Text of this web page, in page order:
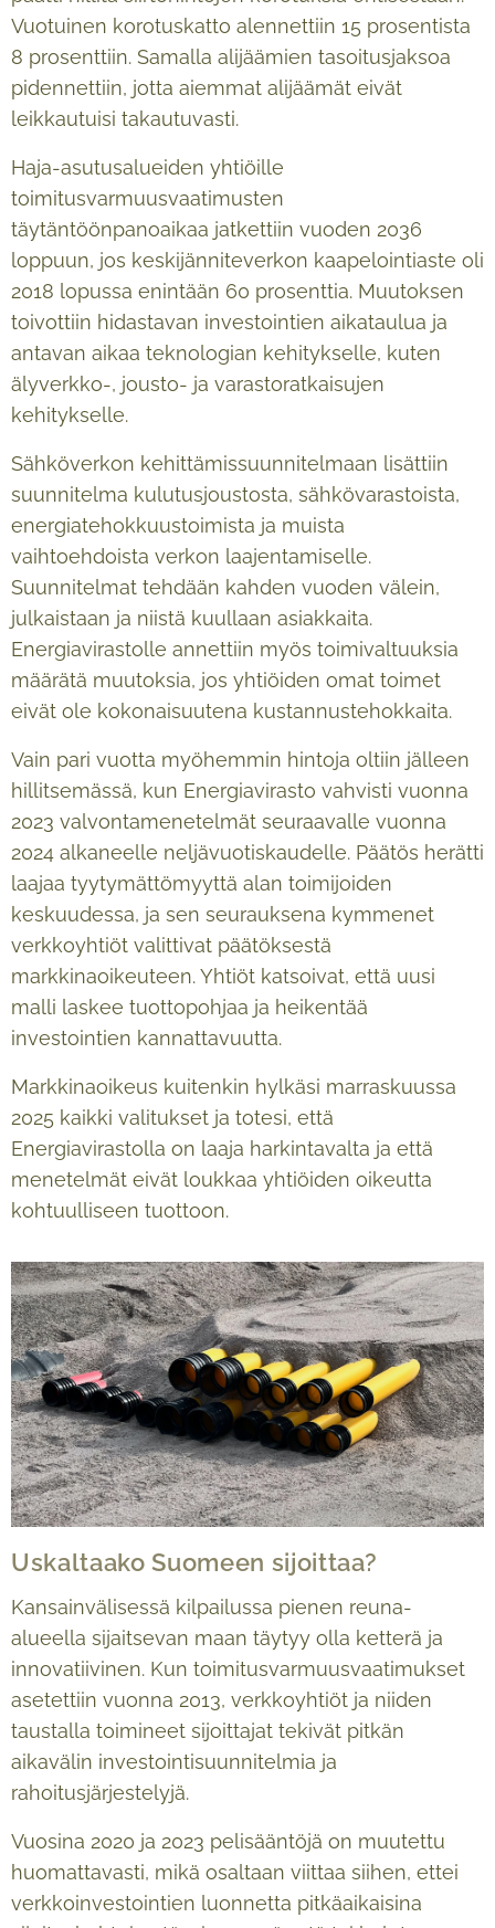
Vuotuinen korotuskatto alennettiin 15 prosentista
8 prosenttiin. Samalla alijäämien tasoitusjaksoa
pidennettiin, jotta aiemmat alijäämät eivät
leikkautuisi takautuvasti.
Haja-asutusalueiden yhtiöille
toimitusvarmuusvaatimusten
täytäntöönpanoaikaa jatkettiin vuoden 2036
loppuun, jos keskijänniteverkon kaapelointiaste oli
2018 lopussa enintään 60 prosenttia. Muutoksen
toivottiin hidastavan investointien aikataulua ja
antavan aikaa teknologian kehitykselle, kuten
älyverkko-, jousto- ja varastoratkaisujen
kehitykselle.
Sähköverkon kehittämissuunnitelmaan lisättiin
suunnitelma kulutusjoustosta, sähkövarastoista,
energiatehokkuustoimista ja muista
vaihtoehdoista verkon laajentamiselle.
Suunnitelmat tehdään kahden vuoden välein,
julkaistaan ja niistä kuullaan asiakkaita.
Energiavirastolle annettiin myös toimivaltuuksia
määrätä muutoksia, jos yhtiöiden omat toimet
eivät ole kokonaisuutena kustannustehokkaita.
Vain pari vuotta myöhemmin hintoja oltiin jälleen
hillitsemässä, kun Energiavirasto vahvisti vuonna
2023 valvontamenetelmät seuraavalle vuonna
2024 alkaneelle neljävuotiskaudelle. Päätös herätti
laajaa tyytymättömyyttä alan toimijoiden
keskuudessa, ja sen seurauksena kymmenet
verkkoyhtiöt valittivat päätöksestä
markkinaoikeuteen. Yhtiöt katsoivat, että uusi
malli laskee tuottopohjaa ja heikentää
investointien kannattavuutta.
Markkinaoikeus kuitenkin hylkäsi marraskuussa
2025 kaikki valitukset ja totesi, että
Energiavirastolla on laaja harkintavalta ja että
menetelmät eivät loukkaa yhtiöiden oikeutta
kohtuulliseen tuottoon.
Uskaltaako Suomeen sijoittaa?
Kansainvälisessä kilpailussa pienen reuna-
alueella sijaitsevan maan täytyy olla ketterä ja
innovatiivinen. Kun toimitusvarmuusvaatimukset
asetettiin vuonna 2013, verkkoyhtiöt ja niiden
taustalla toimineet sijoittajat tekivät pitkän
aikavälin investointisuunnitelmia ja
rahoitusjärjestelyjä.
Vuosina 2020 ja 2023 pelisääntöjä on muutettu
huomattavasti, mikä osaltaan viittaa siihen, ettei
verkkoinvestointien luonnetta pitkäaikaisina